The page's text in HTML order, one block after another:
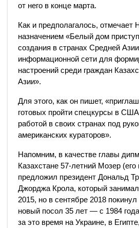
от него в конце марта.
Как и предполагалось, отмечает
назначением «Белый дом
создания в странах Средней
информационной сети для
настроений среди граждан
Азии».
Для этого, как он пишет,
готовых пройти спецкурсы в
работой в своих странах под
американских кураторов».
Напомним, в качестве главы
Казахстане 57-летний Мозер (его
предложил президент Дональд
Джорджа Крола, который занимал
2015, но в сентябре 2018
новый посол 35 лет — с 1984
за это время на Украине, в